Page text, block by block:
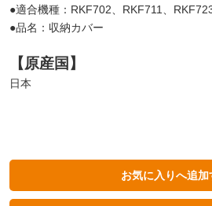
●適合機種：RKF702、RKF711、
●品名：収納カバー
【原産国】
日本